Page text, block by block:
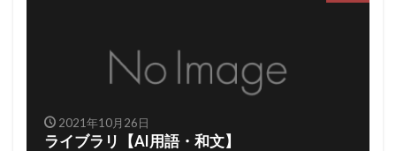
2021年10月26日
ライブラリ【AI用語・和文】